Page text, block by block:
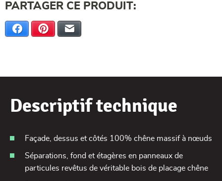
PARTAGER CE PRODUIT:
Facebook Pinterest
Descriptif technique
Façade, dessus et côtés 100% chêne massif à nœuds
Séparations, fond et étagères en panneaux de
particules revêtus de véritable bois de placage chêne